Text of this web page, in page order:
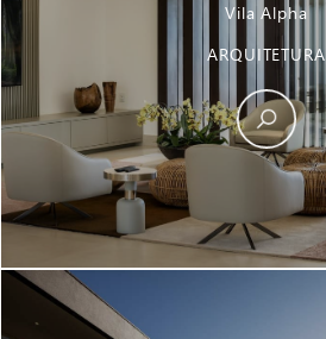
Vila Alpha
ARQUITETURA